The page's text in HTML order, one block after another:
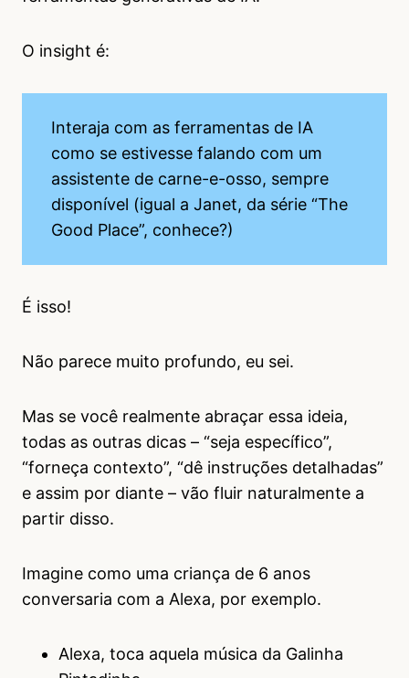
O insight é:
Interaja com as ferramentas de IA
como se estivesse falando com um
assistente de carne-e-osso, sempre
disponível (igual a Janet, da série “The
Good Place”, conhece?)
É isso!
Não parece muito profundo, eu sei.
Mas se você realmente abraçar essa ideia,
todas as outras dicas – “seja específico”,
“forneça contexto”, “dê instruções detalhadas”
e assim por diante – vão fluir naturalmente a
partir disso.
Imagine como uma criança de 6 anos
conversaria com a Alexa, por exemplo.
Alexa, toca aquela música da Galinha